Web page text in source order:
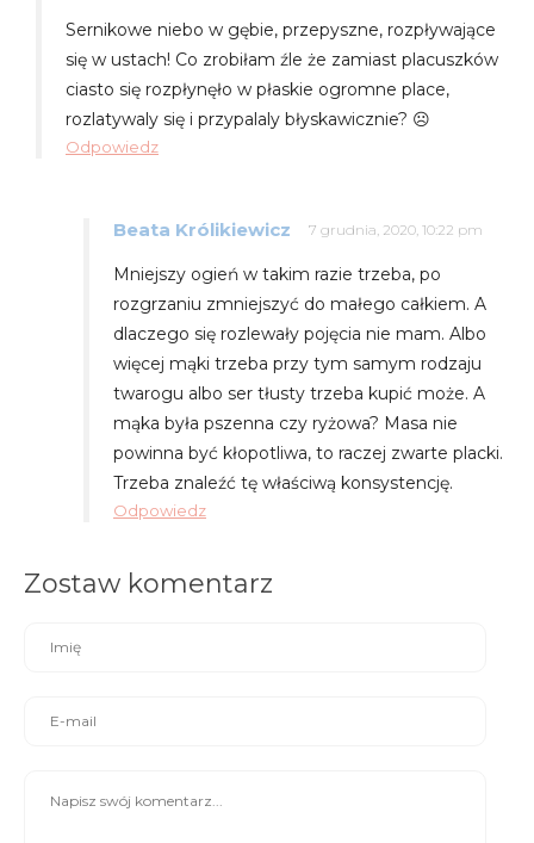
Sernikowe niebo w gębie, przepyszne, rozpływające
się w ustach! Co zrobiłam źle że zamiast placuszków
ciasto się rozpłynęło w płaskie ogromne place,
rozlatywaly się i przypalaly błyskawicznie? ☹️
Odpowiedz
Beata Królikiewicz 7 grudnia, 2020, 10:22 pm
Mniejszy ogień w takim razie trzeba, po
rozgrzaniu zmniejszyć do małego całkiem. A
dlaczego się rozlewały pojęcia nie mam. Albo
więcej mąki trzeba przy tym samym rodzaju
twarogu albo ser tłusty trzeba kupić może. A
mąka była pszenna czy ryżowa? Masa nie
powinna być kłopotliwa, to raczej zwarte placki.
Trzeba znaleźć tę właściwą konsystencję.
Odpowiedz
Zostaw komentarz